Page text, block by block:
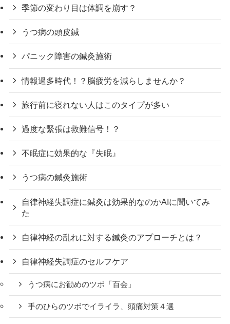
季節の変わり目は体調を崩す？
うつ病の頭皮鍼
パニック障害の鍼灸施術
情報過多時代！？脳疲労を減らしませんか？
旅行前に寝れない人はこのタイプが多い
過度な緊張は救難信号！？
不眠症に効果的な『失眠』
うつ病の鍼灸施術
自律神経失調症に鍼灸は効果的なのかAIに聞いてみ
た
自律神経の乱れに対する鍼灸のアプローチとは？
自律神経失調症のセルフケア
うつ病にお勧めのツボ「百会」
手のひらのツボでイライラ、頭痛対策４選